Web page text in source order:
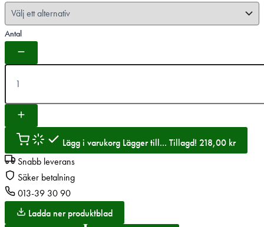
Antal
Lägg i varukorg Lägger till... Tillagd! 218,00 kr
Snabb leverans
Säker betalning
013-39 30 90
Ladda ner produktblad